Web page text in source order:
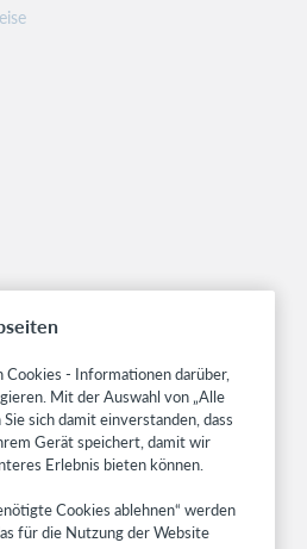
research, events, and much more—
- Informationen darüber,
Mit der Auswahl von „Alle
sich damit einverstanden, dass
Gerät speichert, damit wir
Erlebnis bieten können.
Cookies ablehnen“ werden
für die Nutzung der Website